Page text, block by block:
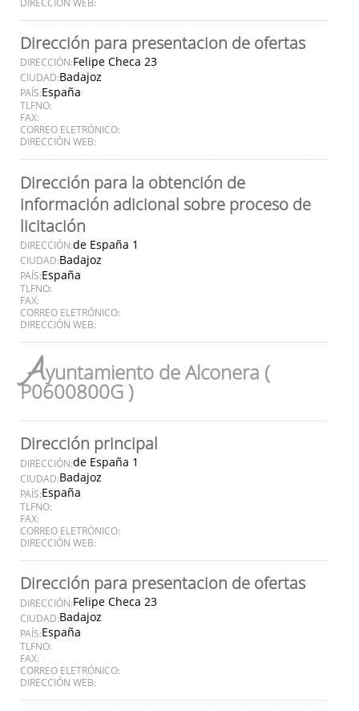
Dirección para presentacion de ofertas
DIRECCIÓN:Felipe Checa 23
CIUDAD:Badajoz
PAÍS:España
TLFNO:
FAX:
CORREO ELETRÓNICO:
DIRECCIÓN WEB:
Dirección para la obtención de
información adicional sobre proceso de
licitación
DIRECCIÓN:de España 1
CIUDAD:Badajoz
PAÍS:España
TLFNO:
FAX:
CORREO ELETRÓNICO:
DIRECCIÓN WEB:
Ayuntamiento de Alconera (
P0600800G )
Dirección principal
DIRECCIÓN:de España 1
CIUDAD:Badajoz
PAÍS:España
TLFNO:
FAX:
CORREO ELETRÓNICO:
DIRECCIÓN WEB:
Dirección para presentacion de ofertas
DIRECCIÓN:Felipe Checa 23
CIUDAD:Badajoz
PAÍS:España
TLFNO:
FAX:
CORREO ELETRÓNICO:
DIRECCIÓN WEB: